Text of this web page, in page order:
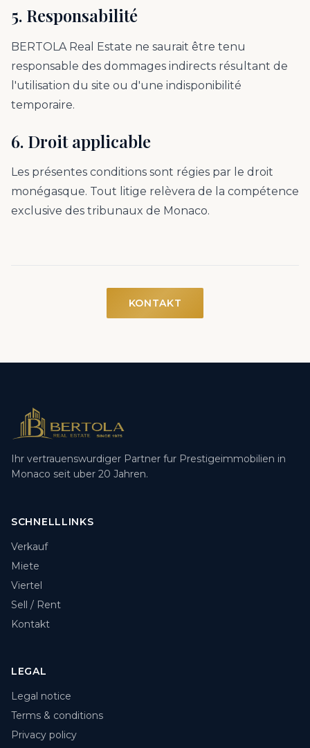
5. Responsabilité
BERTOLA Real Estate ne saurait être tenu
responsable des dommages indirects résultant de
l'utilisation du site ou d'une indisponibilité
temporaire.
6. Droit applicable
Les présentes conditions sont régies par le droit
monégasque. Tout litige relèvera de la compétence
exclusive des tribunaux de Monaco.
KONTAKT
Ihr vertrauenswurdiger Partner fur Prestigeimmobilien in
Monaco seit uber 20 Jahren.
SCHNELLLINKS
Verkauf
Miete
Viertel
Sell / Rent
Kontakt
LEGAL
Legal notice
Terms & conditions
Privacy policy